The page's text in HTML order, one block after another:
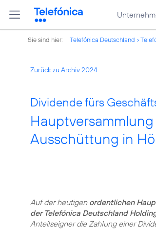
Sie sind hier: Telefónica Deutschland
Zurück zu Archiv 2024
Dividende fürs
Ausschüttung in
Auf der heutigen ordentlichen
der Telefónica Deutschland
Anteilseigner die Zahlung einer